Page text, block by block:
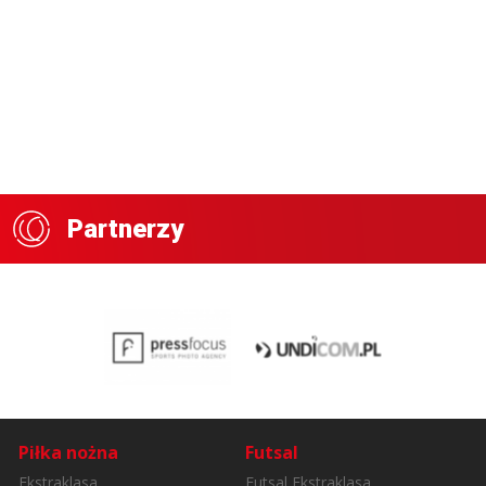
Partnerzy
Piłka nożna Futsal